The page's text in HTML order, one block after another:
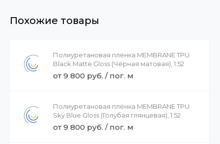
Похожие товары
Полиуретановая плёнка MEMBRANE TPU
Black Matte Gloss (Чёрная матовая), 1.52
от 9 800 руб. / пог. м
Полиуретановая плёнка MEMBRANE TPU
Sky Blue Gloss (Голубая глянцевая), 1.52
от 9 800 руб. / пог. м